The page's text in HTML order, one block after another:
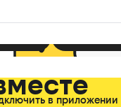
в приложении